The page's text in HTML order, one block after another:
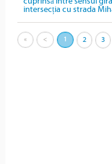
intersecția cu strada
« < 1 2 3